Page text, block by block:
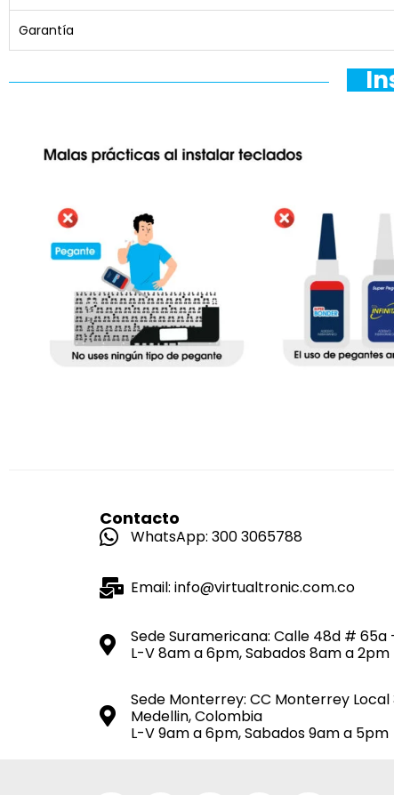
Garantía
Contacto
WhatsApp: 300 3065788
Email: info@virtualtronic.com.co
Sede Suramericana: Calle 48d #
L-V 8am a 6pm, Sabados 8am a 2pm
Sede Monterrey: CC Monterrey
Medellin, Colombia
L-V 9am a 6pm, Sabados 9am a 5pm